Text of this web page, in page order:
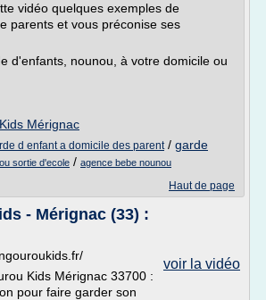
vidéo quelques exemples de
parents et vous préconise ses
d'enfants, nounou, à votre domicile ou
Mérignac
d enfant a domicile des parent/ garde
sortie d'ecole / agence bebe nounou
Haut de page
- Mérignac (33) :
voir la vidéo
Kids Mérignac 33700 :
pour faire garder son